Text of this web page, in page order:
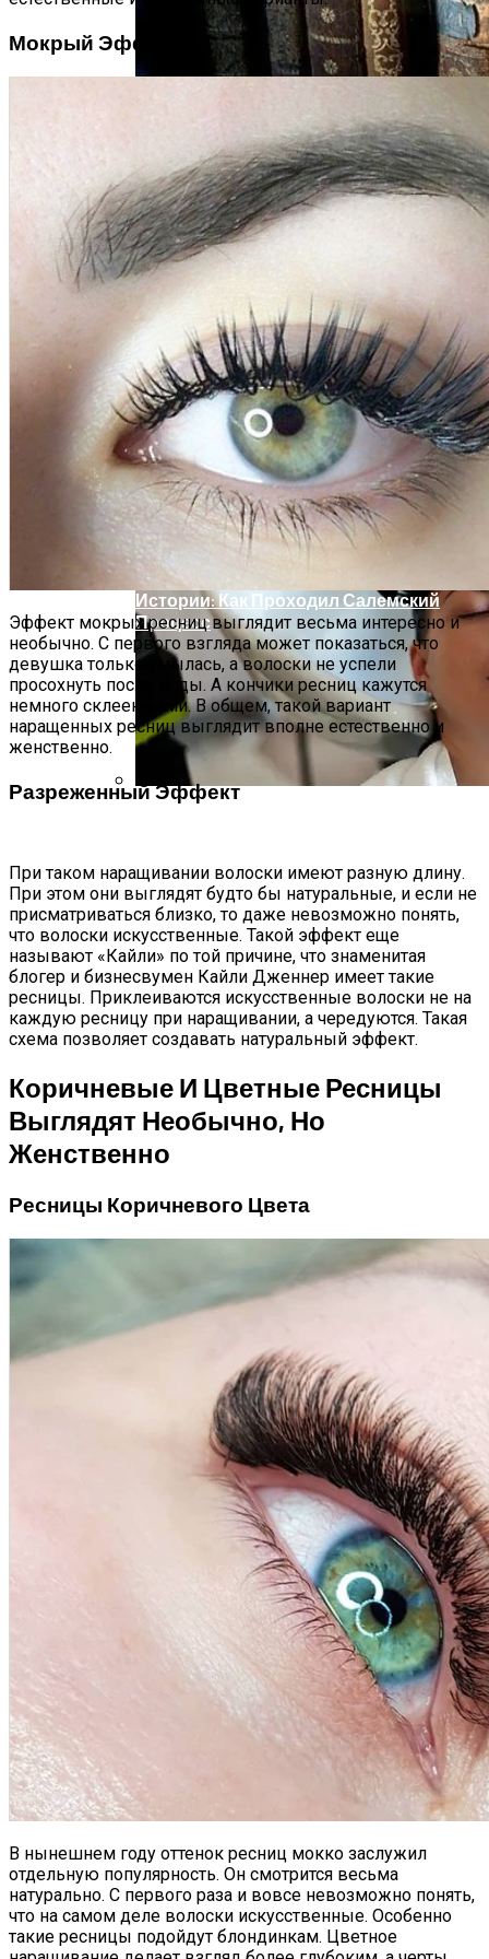
Женская Зимняя Обувь: 5 Стильных
Моделей, За Которыми
Выстраиваются В Очереди
Интересные Факты О Войнах…
Самая Известная Охота На Ведьм В
Истории: Как Проходил Салемский
Процесс
Мокрый Эффект
Эффект мокрых ресниц выглядит весьма интересно и
необычно. С первого взгляда может показаться, что
девушка только умылась, а волоски не успели
просохнуть после воды. А кончики ресниц кажутся
немного склеенными. В общем, такой вариант
наращенных ресниц выглядит вполне естественно и
женственно.
Разреженный Эффект
При таком наращивании волоски имеют разную длину.
При этом они выглядят будто бы натуральные, и если не
присматриваться близко, то даже невозможно понять,
что волоски искусственные. Такой эффект еще
называют «Кайли» по той причине, что знаменитая
блогер и бизнесвумен Кайли Дженнер имеет такие
ресницы. Приклеиваются искусственные волоски не на
каждую ресницу при наращивании, а чередуются. Такая
схема позволяет создавать натуральный эффект.
Коричневые И Цветные Ресницы
Выглядят Необычно, Но
Женственно
Ресницы Коричневого Цвета
В нынешнем году оттенок ресниц мокко заслужил
отдельную популярность. Он смотрится весьма
натурально. С первого раза и вовсе невозможно понять,
что на самом деле волоски искусственные. Особенно
такие ресницы подойдут блондинкам. Цветное